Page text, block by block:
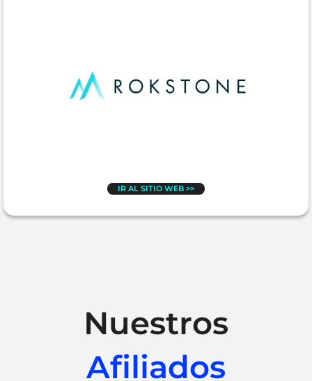
IR AL SITIO WEB >>
Nuestros
Afiliados